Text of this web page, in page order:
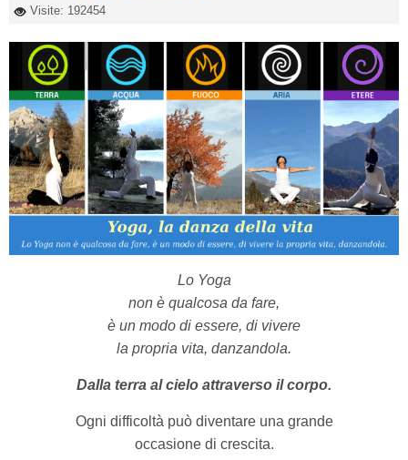
Visite: 192454
Lo Yoga
non è qualcosa da fare,
è un modo di essere, di vivere
la propria vita, danzandola.
Dalla terra al cielo attraverso il corpo.
Ogni difficoltà può diventare una grande
occasione di crescita.